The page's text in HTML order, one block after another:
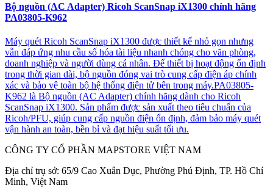
Bộ nguồn (AC Adapter) Ricoh ScanSnap iX1300 chính hãng
PA03805-K962
Máy quét Ricoh ScanSnap iX1300 được thiết kế nhỏ gọn nhưng
vẫn đáp ứng nhu cầu số hóa tài liệu nhanh chóng cho văn phòng,
doanh nghiệp và người dùng cá nhân. Để thiết bị hoạt động ổn định
trong thời gian dài, bộ nguồn đóng vai trò cung cấp điện áp chính
xác và bảo vệ toàn bộ hệ thống điện tử bên trong máy.PA03805-
K962 là Bộ nguồn (AC Adapter) chính hãng dành cho Ricoh
ScanSnap iX1300. Sản phẩm được sản xuất theo tiêu chuẩn của
Ricoh/PFU, giúp cung cấp nguồn điện ổn định, đảm bảo máy quét
vận hành an toàn, bền bỉ và đạt hiệu suất tối ưu.
CÔNG TY CỔ PHẦN MAPSTORE VIỆT NAM
Địa chỉ trụ sở: 65/9 Cao Xuân Dục, Phường Phú Định, TP. Hồ Chí
Minh, Việt Nam